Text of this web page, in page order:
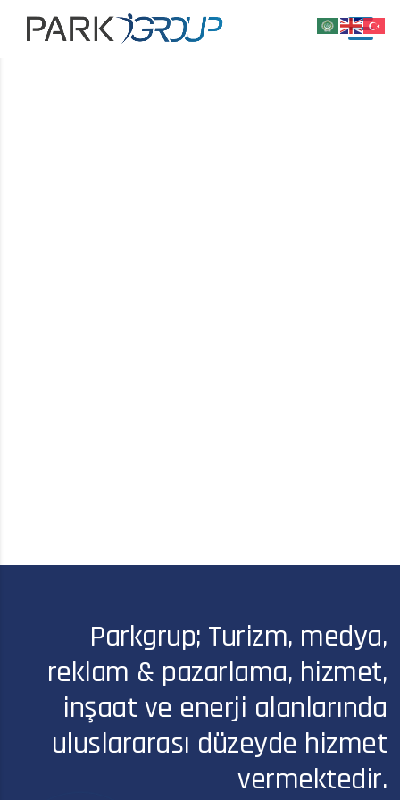
Parkgrup; Turizm, medya,
reklam & pazarlama, hizmet,
inşaat ve enerji alanlarında
uluslararası düzeyde hizmet
vermektedir.